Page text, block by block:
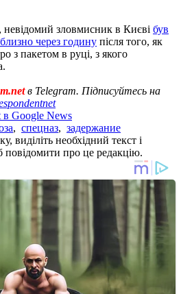
невідомий зловмисник в Києві був
через годину після того, як
з пакетом в руці, з якого
в Telegram. Підписуйтесь на
в Google News
, спецназ, задержание
виділіть необхідний текст і
повідомити про це редакцію.